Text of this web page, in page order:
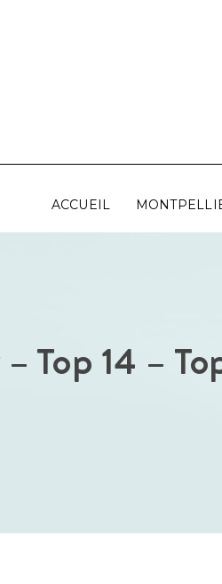
ACCUEIL
– Top 14 –